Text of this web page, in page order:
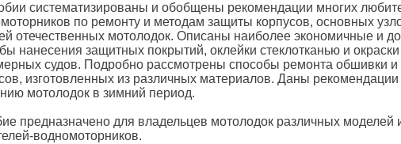
систематизированы и обобщены рекомендации многих
по ремонту и методам защиты корпусов, основных
отечественных мотолодок. Описаны наиболее экономичные и
нанесения защитных покрытий, оклейки стеклотканью и окраски
судов. Подробно рассмотрены способы ремонта обшивки и
изготовленных из различных материалов. Даны рекомендации
мотолодок в зимний период.
предназначено для владельцев мотолодок различных моделей
водномоторников.